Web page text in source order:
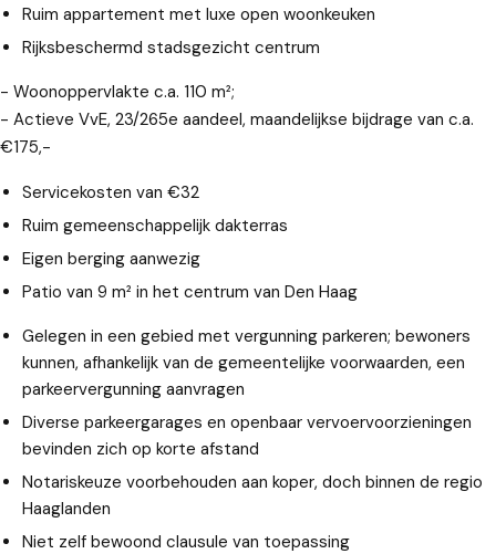
Ruim appartement met luxe open woonkeuken
Rijksbeschermd stadsgezicht centrum
- Woonoppervlakte c.a. 110 m²;
- Actieve VvE, 23/265e aandeel, maandelijkse bijdrage van c.a.
€175,-
Servicekosten van €32
Ruim gemeenschappelijk dakterras
Eigen berging aanwezig
Patio van 9 m² in het centrum van Den Haag
Gelegen in een gebied met vergunning parkeren; bewoners
kunnen, afhankelijk van de gemeentelijke voorwaarden, een
parkeervergunning aanvragen
Diverse parkeergarages en openbaar vervoervoorzieningen
bevinden zich op korte afstand
Notariskeuze voorbehouden aan koper, doch binnen de regio
Haaglanden
Niet zelf bewoond clausule van toepassing